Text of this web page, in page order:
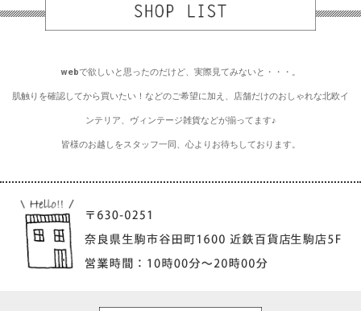
webで欲しいと思ったのだけど、実際見てみないと・・・。
肌触りを確認してから買いたい！などのご希望に加え、店舗だけのおしゃれな北欧イ
ンテリア、ヴィンテージ雑貨などが揃ってます♪
皆様のお越しをスタッフ一同、心よりお待ちしております。